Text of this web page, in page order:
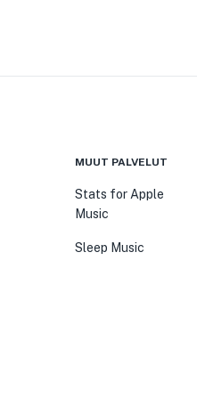
MUUT PALVELUT
Stats for Apple
Music
Sleep Music